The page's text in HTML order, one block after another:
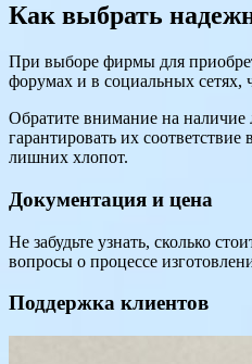
Как выбрать
При выборе фирмы для
форумах и в социальных сетях,
Обратите внимание на наличие
гарантировать их
лишних хлопот.
Документация и цена
Не забудьте узнать, сколько
вопросы о процессе
Поддержка клиентов